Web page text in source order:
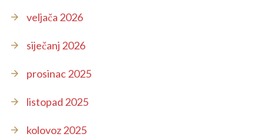
veljača 2026
siječanj 2026
prosinac 2025
listopad 2025
kolovoz 2025